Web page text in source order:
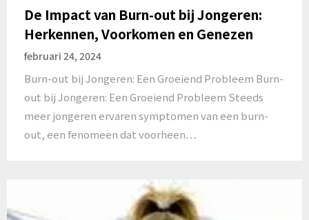
De Impact van Burn-out bij Jongeren:
Herkennen, Voorkomen en Genezen
februari 24, 2024
Burn-out bij Jongeren: Een Groeiend Probleem Burn-
out bij Jongeren: Een Groeiend Probleem Steeds
meer jongeren ervaren symptomen van een burn-
out, een fenomeen dat voorheen…